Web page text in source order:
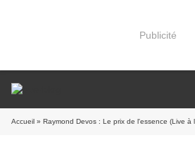
Publicité
Accueil » Raymond Devos : Le prix de l'essence (Live à